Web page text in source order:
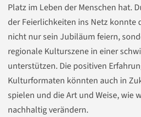
Platz im Leben der Menschen hat.
der Feierlichkeiten ins Netz konnte
nicht nur sein Jubiläum feiern,
regionale Kulturszene in einer
unterstützen. Die positiven
Kulturformaten könnten auch in
spielen und die Art und Weise, wie
nachhaltig verändern.